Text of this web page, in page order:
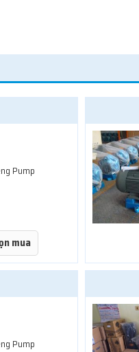
Pump
mua
Pump